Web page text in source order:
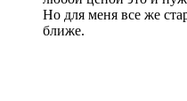
Но для меня все же
ближе.